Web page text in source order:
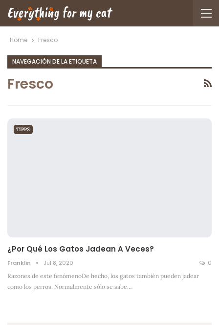
Home Fresco
NAVEGACIÓN DE LA ETIQUETA
Fresco
TIPPS
¿Por Qué Los Gatos Jadean A Veces?
Franklin Jul 8, 2020 0
Razones de este fenómenoDe hecho, los gatos también pueden jadear
como los perros. Normalmente sólo se sabe…